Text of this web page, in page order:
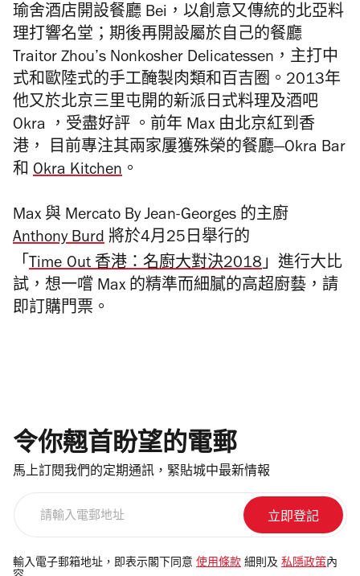
瑜舍酒店開設餐廳 Bei，以創意又傳統的北亞料
理打響名堂；期後再開設屬於自己的餐廳
Traitor Zhou’s Nonkosher Delicatessen，主打中
式和歐陸式的手工醃製肉類和百吉圈。2013年
他又於北京三里屯開的新派日式料理及酒吧
Okra ，受盡好評 。前年 Max 由北京紅到香
港， 目前專注其兩家屢獲殊榮的餐廳—Okra Bar
和 Okra Kitchen 。
Max 與 Mercato By Jean-Georges 的主廚
Anthony Burd 將於4月 25 日舉行的
「 Time Out香港：名廚大對決2018」進行大比
試，想一嚐 Max 的精準而細膩的高超廚藝， 請
即訂購門票。
令你翹首盼望的電郵
馬上訂閱我們的定期通訊，緊貼城中最新情報
電
輸入電子郵箱地址，即表示閣下同意 使用條款 細則及 私隱政策內